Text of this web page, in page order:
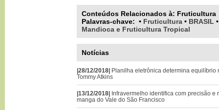
Conteúdos Relacionados à: Fruticultura
Palavras-chave: • Fruticultura • BRASIL
Mandioca e Fruticultura Tropical
Notícias
|28/12/2018| Planilha eletrônica determina equilíbrio
Tommy Atkins
|13/12/2018| Infravermelho identifica com precisão e
manga do Vale do São Francisco